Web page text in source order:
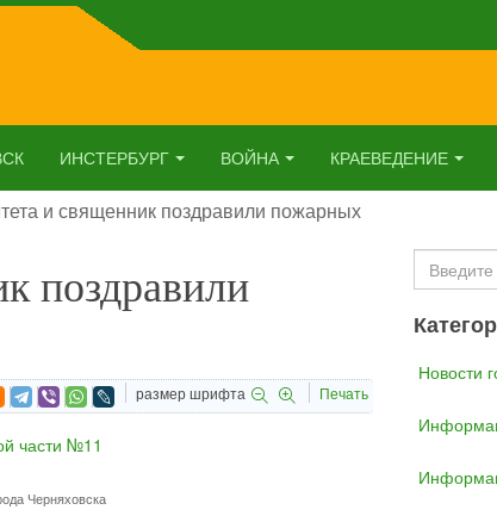
ИНСТЕРБУРГ ВОЙНА КРАЕВЕДЕНИЕ
и священник поздравили пожарных
поздравили
размер шрифта Печать
Черняховска
Искать...
Новости